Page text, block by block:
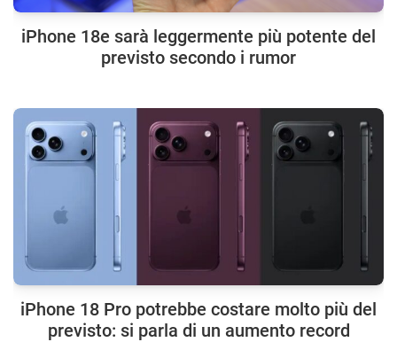
iPhone 18e sarà leggermente più potente del
previsto secondo i rumor
iPhone 18 Pro potrebbe costare molto più del
previsto: si parla di un aumento record